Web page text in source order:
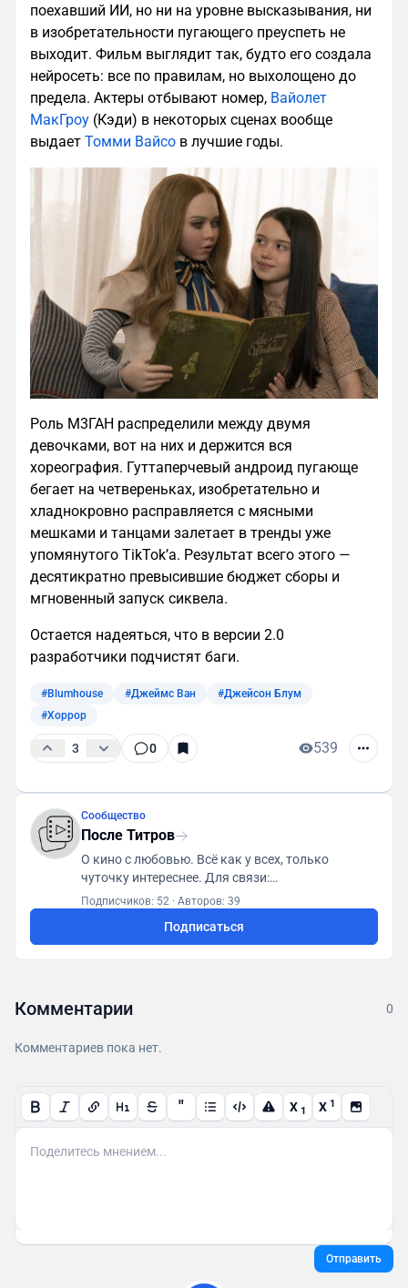
поехавший ИИ, но ни на уровне высказывания, ни
в изобретательности пугающего преуспеть не
выходит. Фильм выглядит так, будто его создала
нейросеть: все по правилам, но выхолощено до
предела. Актеры отбывают номер, Вайолет
МакГроу (Кэди) в некоторых сценах вообще
выдает Томми Вайсо в лучшие годы.
Роль М3ГАН распределили между двумя
девочками, вот на них и держится вся
хореография. Гуттаперчевый андроид пугающе
бегает на четвереньках, изобретательно и
хладнокровно расправляется с мясными
мешками и танцами залетает в тренды уже
упомянутого TikTok’а. Результат всего этого —
десятикратно превысившие бюджет сборы и
мгновенный запуск сиквела.
Остается надеяться, что в версии 2.0
разработчики подчистят баги.
#Blumhouse #Джеймс Ван
#Джейсон Блум
#Хоррор
3 0 539
Сообщество
После Титров
О кино с любовью. Всё как у всех, только
чуточку интереснее. Для связи:
posletitrov@yandex.ru
Подписчиков: 52 · Авторов: 39
Подписаться
Комментарии 0
Комментариев пока нет.
" X 1 X 1
Отправить